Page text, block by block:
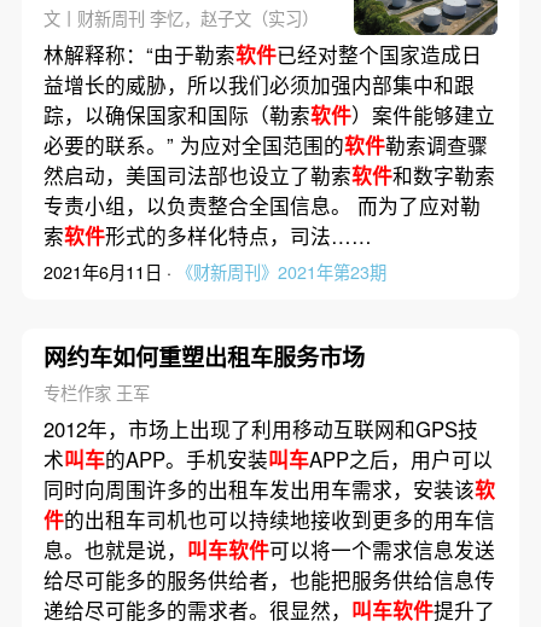
文丨财新周刊 李忆，赵子文（实习）
林解释称：“由于勒索软件已经对整个国家造成日
益增长的威胁，所以我们必须加强内部集中和跟
踪，以确保国家和国际（勒索软件）案件能够建立
必要的联系。” 为应对全国范围的软件勒索调查骤
然启动，美国司法部也设立了勒索软件和数字勒索
专责小组，以负责整合全国信息。 而为了应对勒
索软件形式的多样化特点，司法……
2021年6月11日 · 《财新周刊》2021年第23期
网约车如何重塑出租车服务市场
专栏作家 王军
2012年，市场上出现了利用移动互联网和GPS技
术叫车的APP。手机安装叫车APP之后，用户可以
同时向周围许多的出租车发出用车需求，安装该软
件的出租车司机也可以持续地接收到更多的用车信
息。也就是说， 叫车软件可以将一个需求信息发送
给尽可能多的服务供给者，也能把服务供给信息传
递给尽可能多的需求者。很显然， 叫车软件提升了